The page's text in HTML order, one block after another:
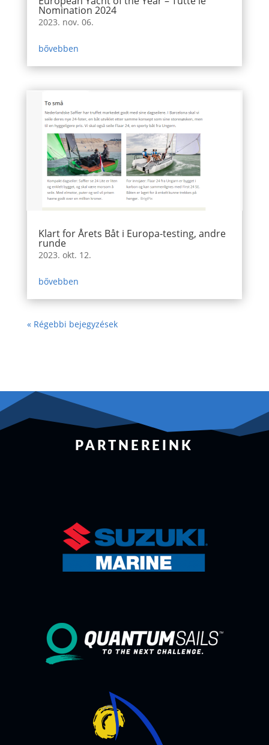
Nomination 2024
2023. nov. 06.
bővebben
Klart for Årets Båt i Europa-testing, andre
runde
2023. okt. 12.
bővebben
« Régebbi bejegyzések
PARTNEREINK